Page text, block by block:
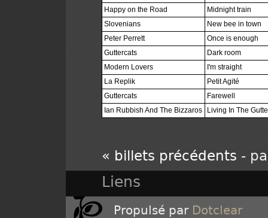
Happy on the Road
Midnight train
Slovenians
New bee in town
Peter Perrett
Once is enough
Guttercats
Dark room
Modern Lovers
I'm straight
La Replik
Petit Agité
Guttercats
Farewell
Ian Rubbish And The Bizzaros
Living In The
« billets précédents -
Liens
Propulsé par Dotclear